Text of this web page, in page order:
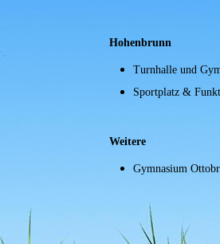
Hohenbrunn
Turnhalle und
Sportplatz &
Weitere
Gymnasium